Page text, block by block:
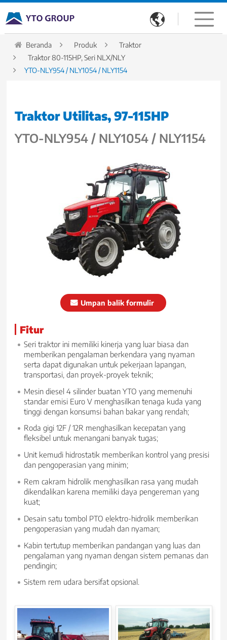

Beranda Produk
Traktor
Traktor 80-115HP, Seri NLX/NLY
YTO-NLY954 / NLY1054 / NLY1154
Traktor Utilitas, 97-115HP
YTO-NLY954 / NLY1054 / NLY1154
Umpan balik formulir
Fitur
Seri traktor ini memiliki kinerja yang luar biasa dan
memberikan pengalaman berkendara yang nyaman
serta dapat digunakan untuk pekerjaan lapangan,
transportasi, dan proyek-proyek teknik;
Mesin diesel 4 silinder buatan YTO yang memenuhi
standar emisi Euro V menghasilkan tenaga kuda yang
tinggi dengan konsumsi bahan bakar yang rendah;
Roda gigi 12F / 12R menghasilkan kecepatan yang
fleksibel untuk menangani banyak tugas;
Unit kemudi hidrostatik memberikan kontrol yang presisi
dan pengoperasian yang minim;
Rem cakram hidrolik menghasilkan rasa yang mudah
dikendalikan karena memiliki daya pengereman yang
kuat;
Desain satu tombol PTO elektro-hidrolik memberikan
pengoperasian yang mudah dan nyaman;
Kabin tertutup memberikan pandangan yang luas dan
pengalaman yang nyaman dengan sistem pemanas dan
pendingin;
Sistem rem udara bersifat opsional.